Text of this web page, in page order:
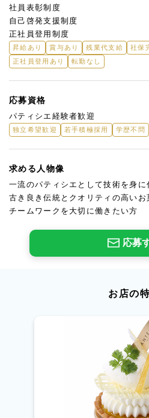
社員表彰制度
自己啓発支援制度
正社員登用制度
昇給あり 賞与あり 残業代支給 社保
正社員登用あり
転勤なし
応募資格
パティシエ経験者歓迎
独立希望歓迎 若手積極採用 学歴不問
求める人物像
一流のパティシエとして技術を身に
古き良き伝統とクオリティの高いお
チームワークを大切に働きたい方
応募
お店の